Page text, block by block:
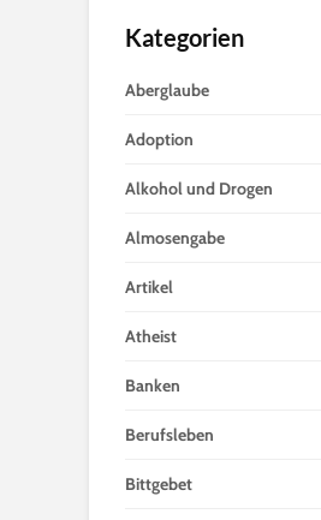
Kategorien
Aberglaube
Adoption
Alkohol und Drogen
Almosengabe
Artikel
Atheist
Banken
Berufsleben
Bittgebet